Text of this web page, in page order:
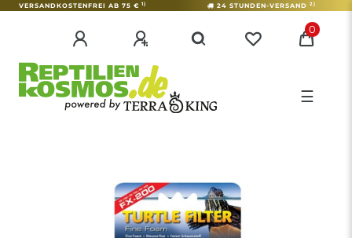
VERSANDKOSTENFREI AB 75 € 1) 24 STUNDEN-VERSAND 2)
0
☰